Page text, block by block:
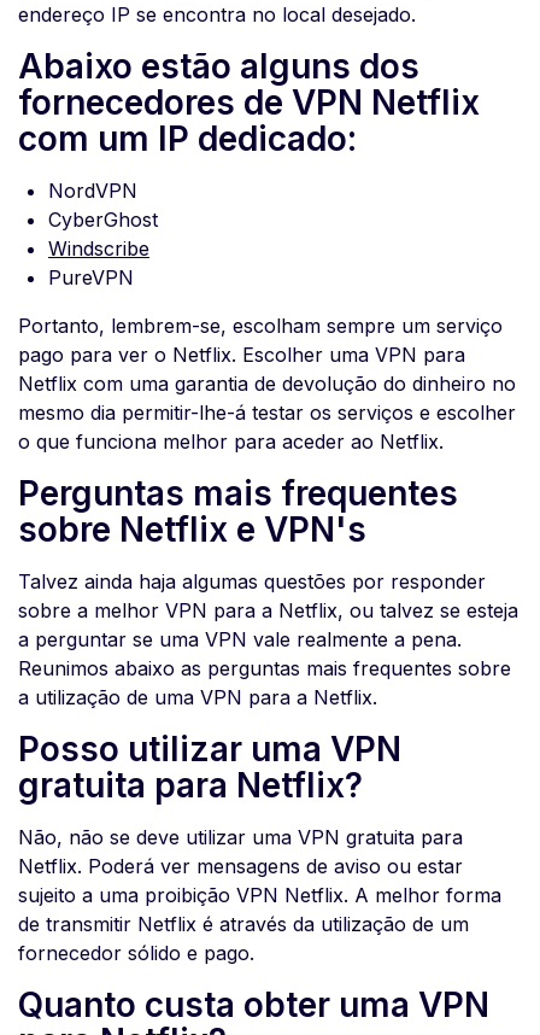
endereço IP se encontra no local desejado.
Abaixo estão alguns dos
fornecedores de VPN Netflix
com um IP dedicado:
NordVPN
CyberGhost
Windscribe
PureVPN
Portanto, lembrem-se, escolham sempre um serviço
pago para ver o Netflix. Escolher uma VPN para
Netflix com uma garantia de devolução do dinheiro no
mesmo dia permitir-lhe-á testar os serviços e escolher
o que funciona melhor para aceder ao Netflix.
Perguntas mais frequentes
sobre Netflix e VPN's
Talvez ainda haja algumas questões por responder
sobre a melhor VPN para a Netflix, ou talvez se esteja
a perguntar se uma VPN vale realmente a pena.
Reunimos abaixo as perguntas mais frequentes sobre
a utilização de uma VPN para a Netflix.
Posso utilizar uma VPN
gratuita para Netflix?
Não, não se deve utilizar uma VPN gratuita para
Netflix. Poderá ver mensagens de aviso ou estar
sujeito a uma proibição VPN Netflix. A melhor forma
de transmitir Netflix é através da utilização de um
fornecedor sólido e pago.
Quanto custa obter uma VPN